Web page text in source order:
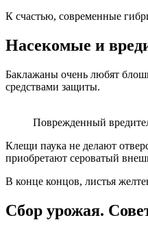
К счастью, современные
Насекомые и
Баклажаны очень любят
средствами защиты.
Поврежденный
Клещи паука не делают
приобретают сероватый
В конце концов, листья
Сбор урожая.